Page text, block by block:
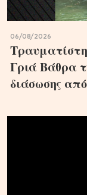
06/08/2026
Γριά Βάθρα
διάσωσης